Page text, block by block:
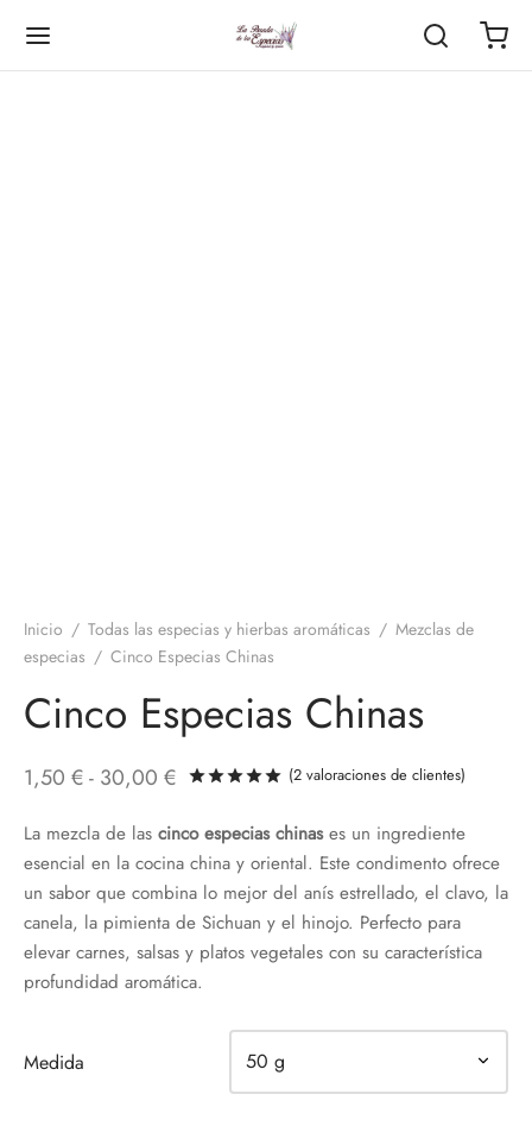
Inicio / Todas las especias y hierbas aromáticas / Mezclas de
especias / Cinco Especias Chinas
Cinco Especias Chinas
Valorado conde 5 en base a
(2 valoraciones de clientes)
1,50 €- 30,00 €Rango
precios:
desde
1,50 €
hasta
30,00 €
La mezcla de las cinco especias chinases un ingrediente
esencial en la cocina china y oriental. Este condimento ofrece
un sabor que combina lo mejor del anís estrellado, el clavo, la
canela, la pimienta de Sichuan y el hinojo. Perfecto para
elevar carnes, salsas y platos vegetales con su característica
profundidad aromática.
Medida